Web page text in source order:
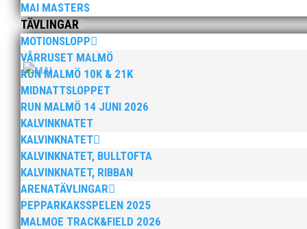
MAI MASTERS
TÄVLINGAR
MOTIONSLOPP
VÅRRUSET MALMÖ
RUN MALMÖ 10K & 21K
MIDNATTSLOPPET
RUN MALMÖ 14 JUNI 2026
KALVINKNATET
KALVINKNATET
KALVINKNATET, BULLTOFTA
KALVINKNATET, RIBBAN
ARENATÄVLINGAR
PEPPARKAKSSPELEN 2025
MALMOE TRACK&FIELD 2026
2025 innebar något av ett internationellt genombrott
elva på VM ute i somras. Och en stark tro på
När Friidrottssverige samlades för fest gick en av
och bland annat fanns ordförande Fredrik Wennolf